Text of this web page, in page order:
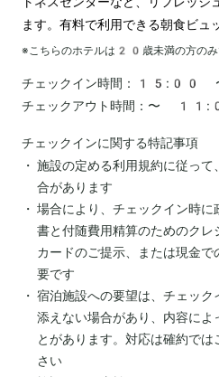
ます。有料で利用できる朝食ビュ
※こちらのホテルは 20 歳未満の方の
チェックイン時間：
15:00
チェックアウト時間： 〜
チェックインに関する特記事項
施設の定める利用規約に従っ
合があります
場合により、チェックイン時に
書と付随費用精算のためのク
カードのご提示、または現金
要です
宿泊施設への要望は、チェック
添えない場合があり、内容によ
とがあります。対応は確約で
さい